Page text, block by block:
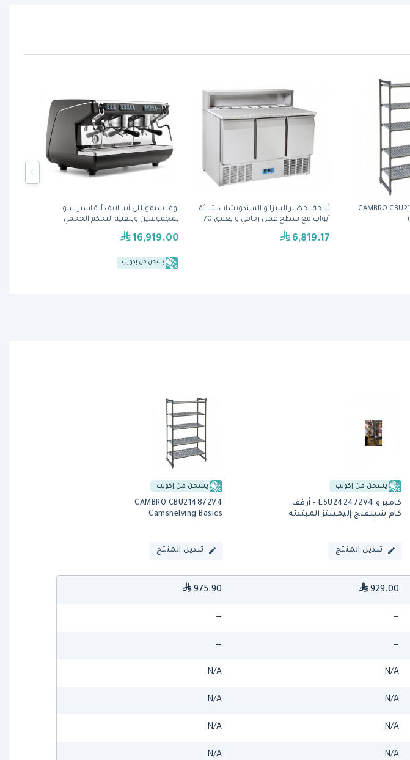
نوفا سيمونللي أبيا لايف آلة اسبريسو
بمجموعتين وبتقنية التحكم الحجمي
16,919.00
يشحن من إكويب
ثلاجة تحضير البيتزا و السندويشات بثلاثة
أبواب مع سطح عمل رخامي و بعمق 70
6,819.17
CAMBRO
يشحن من إكويب
كامبرو ESU242472V4 - أرفف
كام شيلفنج إليمينتز المبتدئة
تبديل المنتج
يشحن من إكويب
CAMBRO CBU214872V4
Camshelving Basics
تبديل المنتج
929.00
975.90
—
—
—
—
N/A
N/A
N/A
N/A
N/A
N/A
N/A
N/A